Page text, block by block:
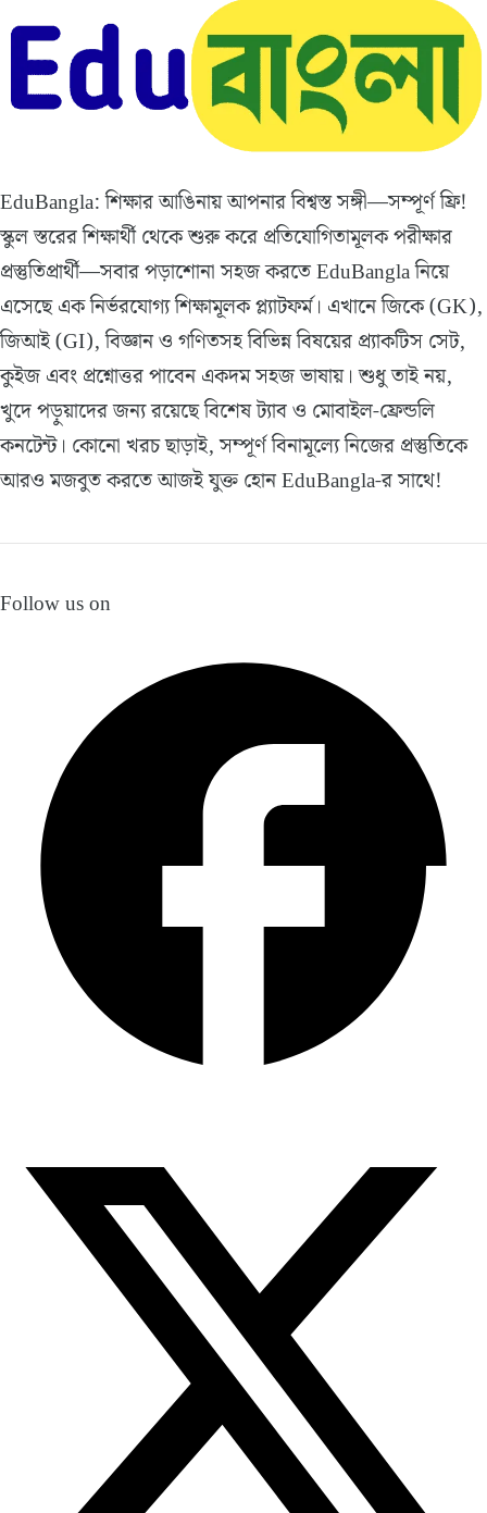
EduBangla: শিক্ষার আঙিনায় আপনার বিশ্বস্ত সঙ্গী—সম্পূর্ণ ফ্রি!
স্কুল স্তরের শিক্ষার্থী থেকে শুরু করে প্রতিযোগিতামূলক পরীক্ষার
প্রস্তুতিপ্রার্থী—সবার পড়াশোনা সহজ করতে EduBangla নিয়ে
এসেছে এক নির্ভরযোগ্য শিক্ষামূলক প্ল্যাটফর্ম। এখানে জিকে (GK),
জিআই (GI), বিজ্ঞান ও গণিতসহ বিভিন্ন বিষয়ের প্র্যাকটিস সেট,
কুইজ এবং প্রশ্নোত্তর পাবেন একদম সহজ ভাষায়। শুধু তাই নয়,
খুদে পড়ুয়াদের জন্য রয়েছে বিশেষ ট্যাব ও মোবাইল-ফ্রেন্ডলি
কনটেন্ট। কোনো খরচ ছাড়াই, সম্পূর্ণ বিনামূল্যে নিজের প্রস্তুতিকে
আরও মজবুত করতে আজই যুক্ত হোন EduBangla-র সাথে!
Follow us on